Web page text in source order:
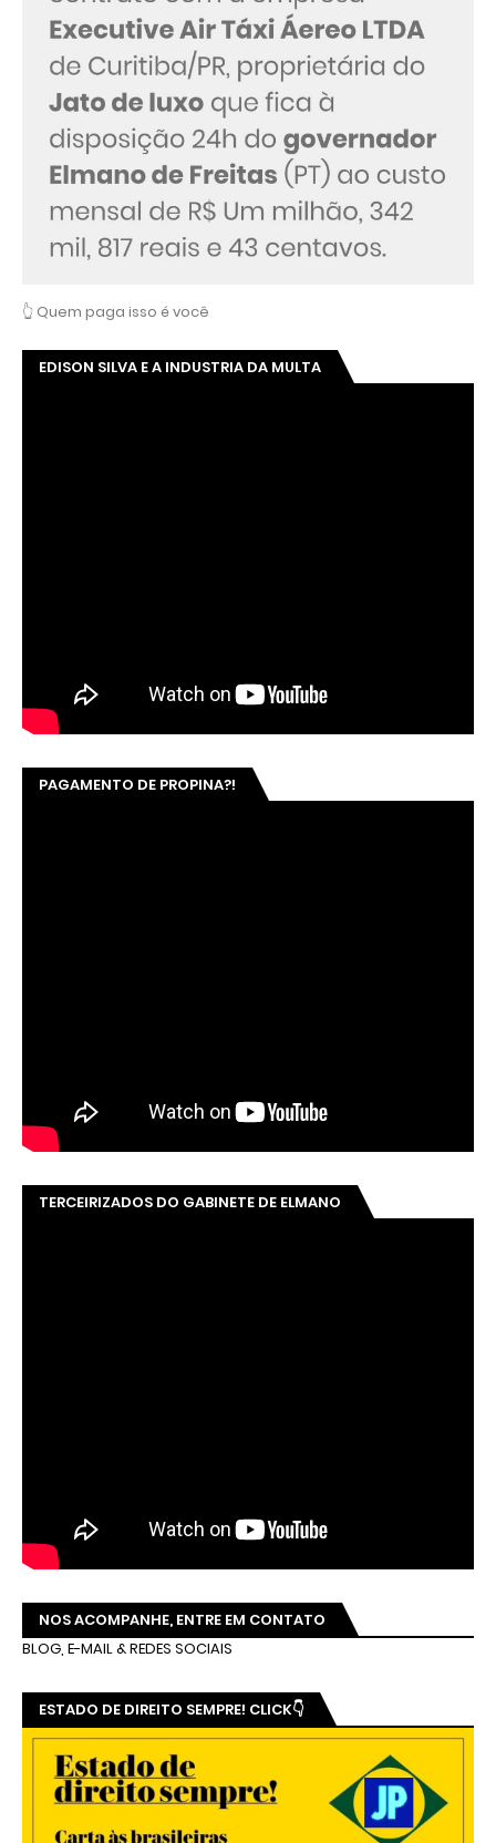
👆 Quem paga isso é você
EDISON SILVA E A INDUSTRIA DA MULTA
PAGAMENTO DE PROPINA?!
TERCEIRIZADOS DO GABINETE DE ELMANO
NOS ACOMPANHE, ENTRE EM CONTATO
BLOG, E-MAIL & REDES SOCIAIS
ESTADO DE DIREITO SEMPRE! CLICK👇